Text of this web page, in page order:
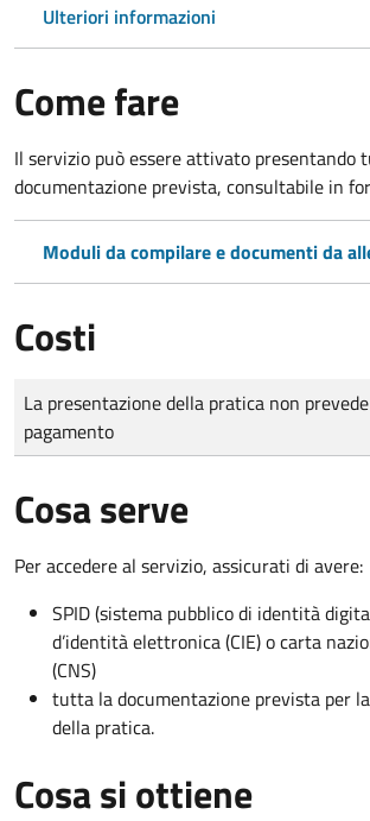
Ulteriori informazioni
Come fare
Il servizio può essere attivato presentando
documentazione prevista, consultabile in
Moduli da compilare e documenti da
Costi
Tipo di pagamento
Importo
La presentazione della pratica non
pagamento
Cosa serve
Per accedere al servizio, assicurati di avere:
SPID (sistema pubblico di identità
d’identità elettronica (CIE) o carta
(CNS)
tutta la documentazione prevista per
della pratica.
Cosa si ottiene